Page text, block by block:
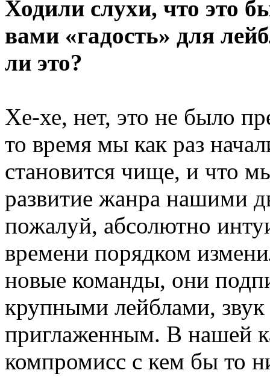
Ходили слухи, что это
вами «гадость» для
ли это?
Хе-хе, нет, это не было
то время мы как раз
становится чище, и что
развитие жанра нашими
пожалуй, абсолютно
времени порядком
новые команды, они
крупными лейблами,
приглаженным. В нашей
компромисс с кем бы то